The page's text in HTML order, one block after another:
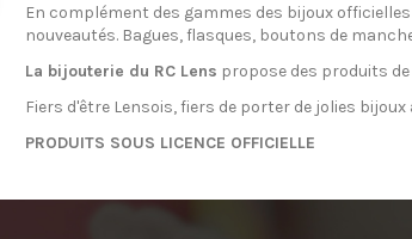
En complément des gammes des bijoux
nouveautés. Bagues, flasques, boutons de
La bijouterie du RC Lens propose des produits
Fiers d'être Lensois, fiers de porter de jolies
PRODUITS SOUS LICENCE OFFICIELLE